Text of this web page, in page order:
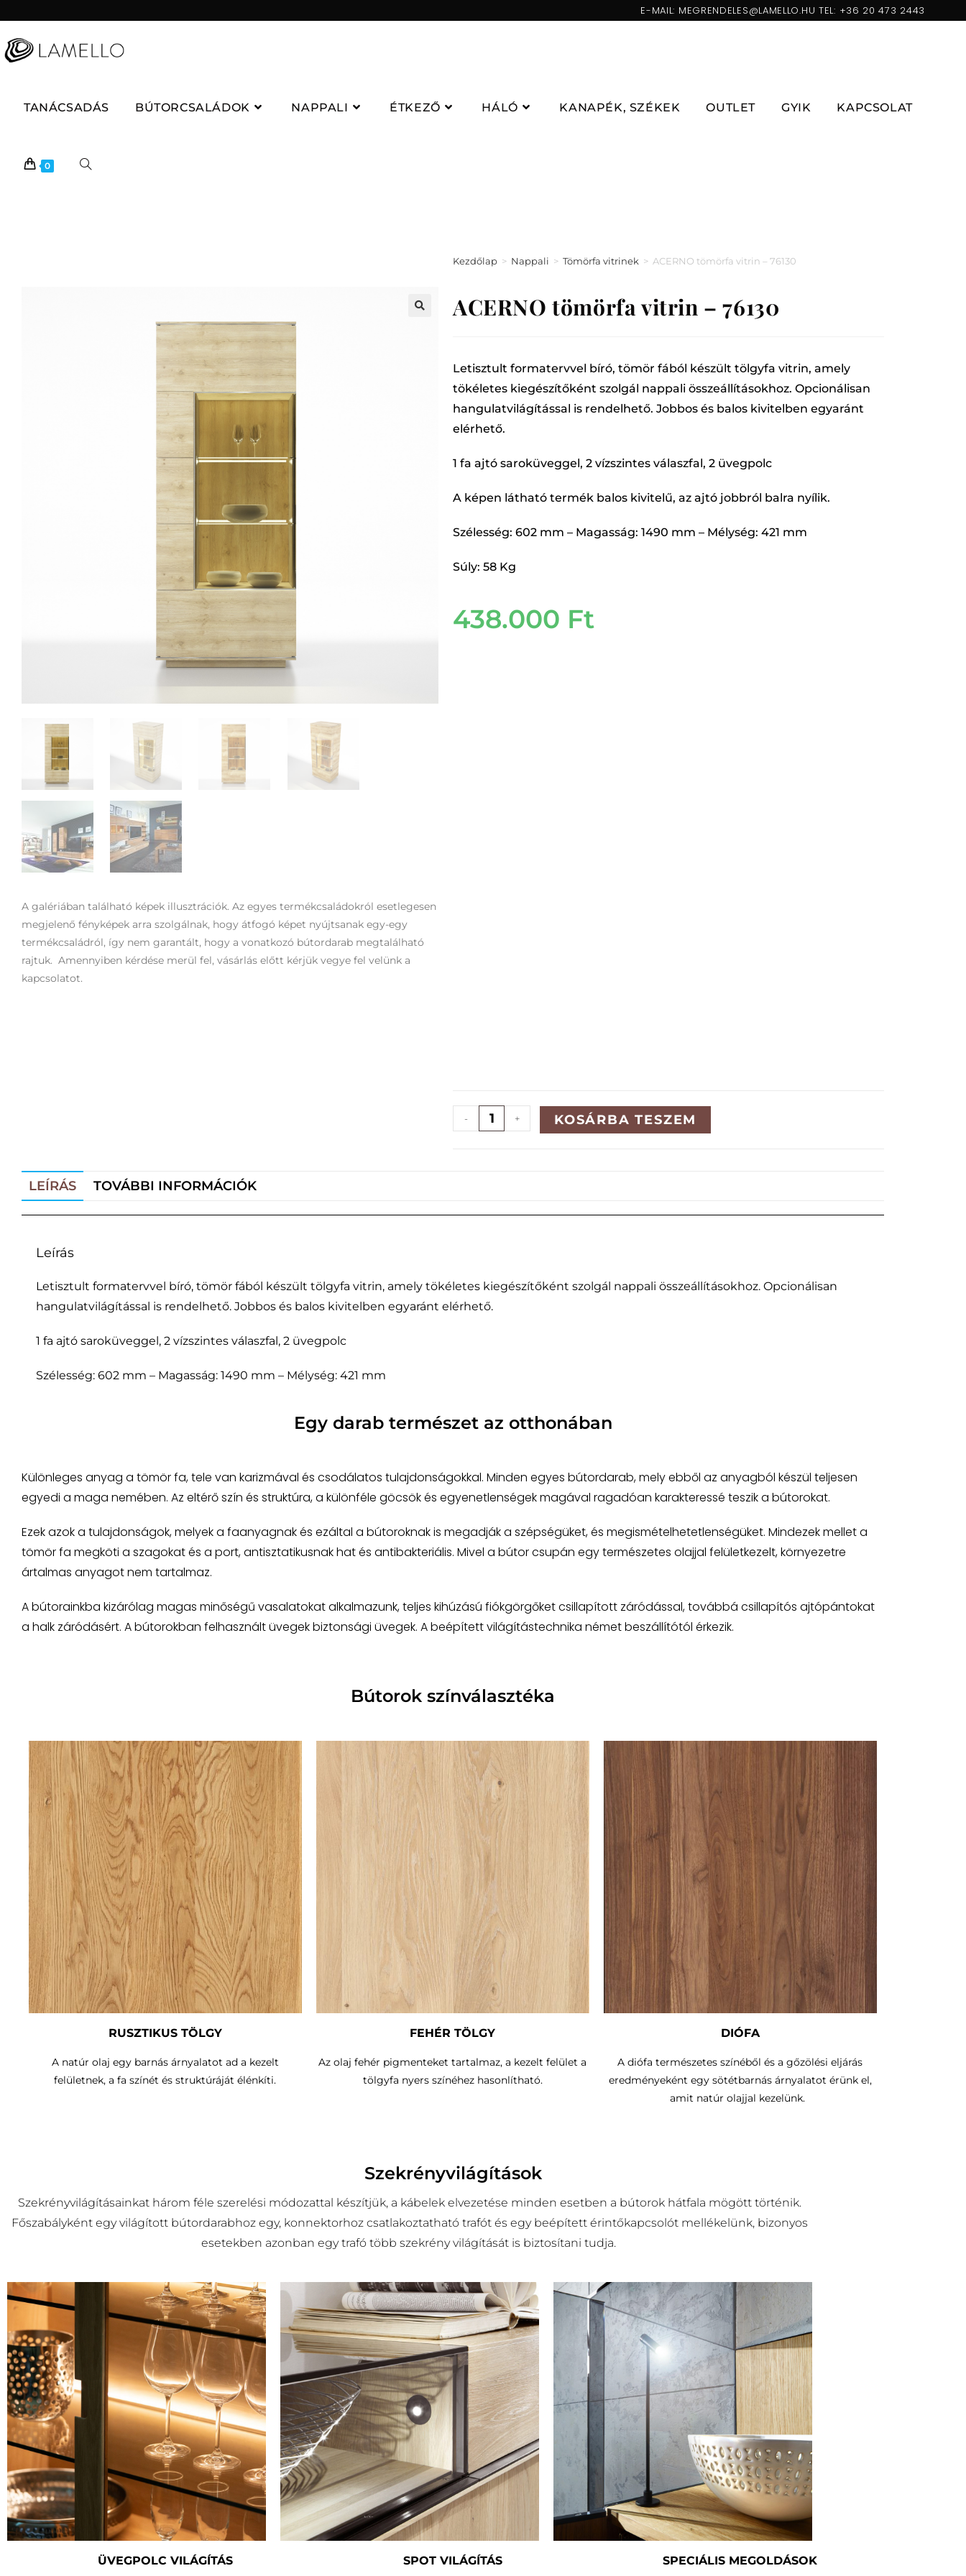
E-MAIL: MEGRENDELES@LAMELLO.HU TEL: +36 20 473 2443
TANÁCSADÁS BÚTORCSALÁDOK NAPPALI ÉTKEZŐ HÁLÓ KANAPÉK, SZÉKEK OUTLET GYIK KAPCSOLAT
0
Kezdőlap > Nappali > Tömörfa vitrinek > ACERNO tömörfa vitrin – 76130
ACERNO tömörfa vitrin – 76130
A galériában található képek illusztrációk. Az egyes termékcsaládokról esetlegesen
megjelenő fényképek arra szolgálnak, hogy átfogó képet nyújtsanak egy-egy
termékcsaládról, így nem garantált, hogy a vonatkozó bútordarab megtalálható
rajtuk. Amennyiben kérdése merül fel, vásárlás előtt kérjük vegye fel velünk a
kapcsolatot.
Letisztult formatervvel bíró, tömör fából készült tölgyfa vitrin, amely
tökéletes kiegészítőként szolgál nappali összeállításokhoz. Opcionálisan
hangulatvilágítással is rendelhető. Jobbos és balos kivitelben egyaránt
elérhető.
1 fa ajtó saroküveggel, 2 vízszintes válaszfal, 2 üvegpolc
A képen látható termék balos kivitelű, az ajtó jobbról balra nyílik.
Szélesség: 602 mm – Magasság: 1490 mm – Mélység: 421 mm
Súly: 58 Kg
438.000 Ft
- + KOSÁRBA TESZEM
LEÍRÁS TOVÁBBI INFORMÁCIÓK
Leírás
Letisztult formatervvel bíró, tömör fából készült tölgyfa vitrin, amely tökéletes kiegészítőként szolgál nappali összeállításokhoz. Opcionálisan
hangulatvilágítással is rendelhető. Jobbos és balos kivitelben egyaránt elérhető.
1 fa ajtó saroküveggel, 2 vízszintes válaszfal, 2 üvegpolc
Szélesség: 602 mm – Magasság: 1490 mm – Mélység: 421 mm
Egy darab természet az otthonában
Különleges anyag a tömör fa, tele van karizmával és csodálatos tulajdonságokkal. Minden egyes bútordarab, mely ebből az anyagból készül teljesen
egyedi a maga nemében. Az eltérő szín és struktúra, a különféle göcsök és egyenetlenségek magával ragadóan karakteressé teszik a bútorokat.
Ezek azok a tulajdonságok, melyek a faanyagnak és ezáltal a bútoroknak is megadják a szépségüket, és megismételhetetlenségüket. Mindezek mellet a
tömör fa megköti a szagokat és a port, antisztatikusnak hat és antibakteriális. Mivel a bútor csupán egy természetes olajjal felületkezelt, környezetre
ártalmas anyagot nem tartalmaz.
A bútorainkba kizárólag magas minőségű vasalatokat alkalmazunk, teljes kihúzású fiókgörgőket csillapított záródással, továbbá csillapítós ajtópántokat
a halk záródásért. A bútorokban felhasznált üvegek biztonsági üvegek. A beépített világítástechnika német beszállítótól érkezik.
Bútorok színválasztéka
RUSZTIKUS TÖLGY
A natúr olaj egy barnás árnyalatot ad a kezelt
felületnek, a fa színét és struktúráját élénkíti.
FEHÉR TÖLGY
Az olaj fehér pigmenteket tartalmaz, a kezelt felület a
tölgyfa nyers színéhez hasonlítható.
DIÓFA
A diófa természetes színéből és a gőzölési eljárás
eredményeként egy sötétbarnás árnyalatot érünk el,
amit natúr olajjal kezelünk.
Szekrényvilágítások
Szekrényvilágításainkat három féle szerelési módozattal készítjük, a kábelek elvezetése minden esetben a bútorok hátfala mögött történik.
Főszabályként egy világított bútordarabhoz egy, konnektorhoz csatlakoztatható trafót és egy beépített érintőkapcsolót mellékelünk, bizonyos
esetekben azonban egy trafó több szekrény világítását is biztosítani tudja.
ÜVEGPOLC VILÁGÍTÁS SPOT VILÁGÍTÁS SPECIÁLIS MEGOLDÁSOK